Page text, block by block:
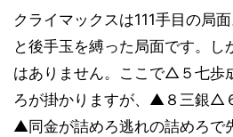
クライマックスは111手目の局
と後手玉を縛った局面です。し
はありません。ここで△５七歩
ろが掛かりますが、▲８三銀
▲同金が詰めろ逃れの詰めろで